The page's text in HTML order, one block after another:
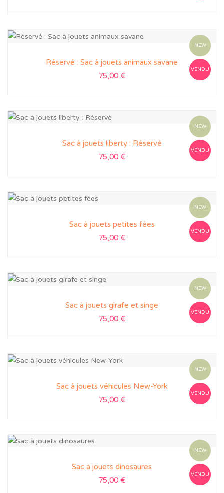
NEW
VENDU
Réservé : Sac à jouets animaux savane
75,00 €
NEW
VENDU
Sac à jouets liberty : Réservé
75,00 €
NEW
VENDU
Sac à jouets petites fées
75,00 €
NEW
VENDU
Sac à jouets girafe et singe
75,00 €
NEW
VENDU
Sac à jouets véhicules New-York
75,00 €
NEW
VENDU
Sac à jouets dinosaures
75,00 €